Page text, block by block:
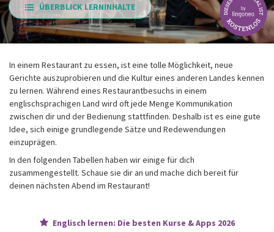
ÜBERBLICK LERNINHALTE
In einem Restaurant zu essen, ist eine tolle Möglichkeit, neue
Gerichte auszuprobieren und die Kultur eines anderen Landes kennen
zu lernen. Während eines Restaurantbesuchs in einem
englischsprachigen Land wird oft jede Menge Kommunikation
zwischen dir und der Bedienung stattfinden. Deshalb ist es eine gute
Idee, sich einige grundlegende Sätze und Redewendungen
einzuprägen.
In den folgenden Tabellen haben wir einige für dich
zusammengestellt. Schaue sie dir an und mache dich bereit für
deinen nächsten Abend im Restaurant!
Englisch lernen: Die besten Kurse & Apps 2026